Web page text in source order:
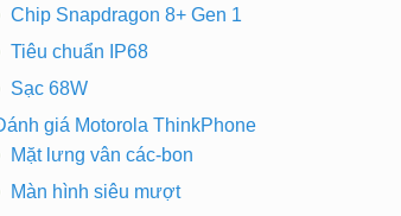
Chip Snapdragon 8+ Gen 1
Tiêu chuẩn IP68
Sạc 68W
giá Motorola ThinkPhone
Mặt lưng vân các-bon
Màn hình siêu mượt